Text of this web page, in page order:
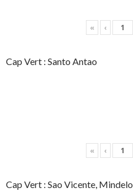
« ‹
Cap Vert : Santo Antao
« ‹
Cap Vert : Sao Vicente, Mindelo